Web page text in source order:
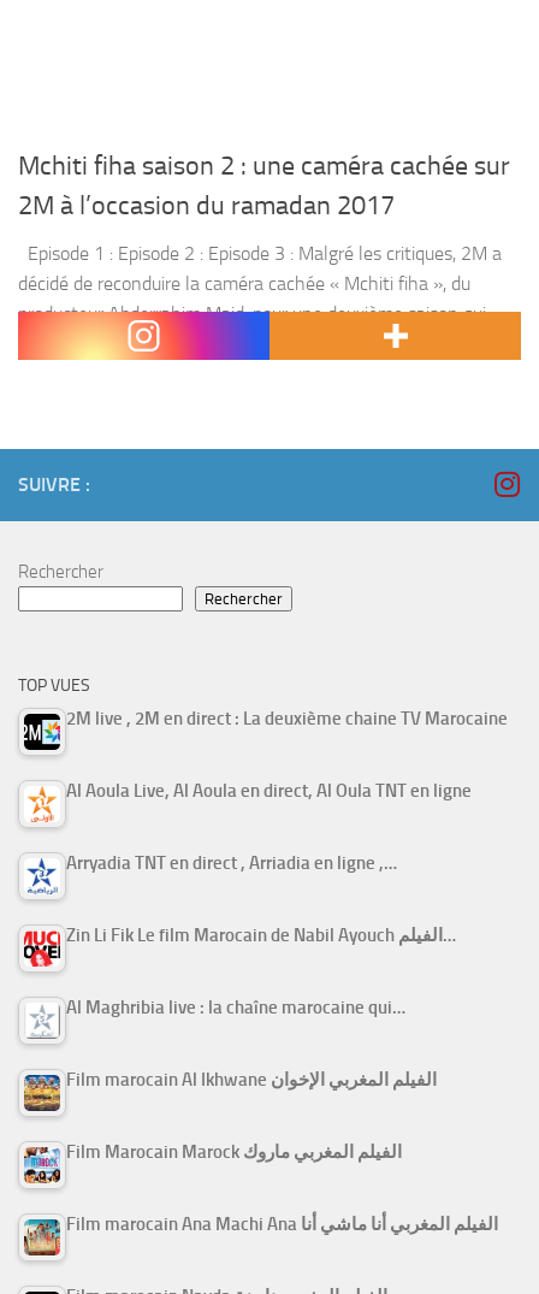
Mchiti fiha saison 2 : une caméra cachée sur
2M à l’occasion du ramadan 2017
Episode 1 : Episode 2 : Episode 3 : Malgré les critiques, 2M a
décidé de reconduire la caméra cachée « Mchiti fiha », du
producteur Abderrahim Majd, pour une deuxième saison qui
sera diffusée...
SUIVRE :
Rechercher
Rechercher
TOP VUES
2M live , 2M en direct : La deuxième chaine TV Marocaine
Al Aoula Live, Al Aoula en direct, Al Oula TNT en ligne
Arryadia TNT en direct , Arriadia en ligne ,…
Zin Li Fik Le film Marocain de Nabil Ayouch الفيلم…
Al Maghribia live : la chaîne marocaine qui…
Film marocain Al Ikhwane الفيلم المغربي الإخوان
Film Marocain Marock الفيلم المغربي ماروك
Film marocain Ana Machi Ana الفيلم المغربي أنا ماشي أنا